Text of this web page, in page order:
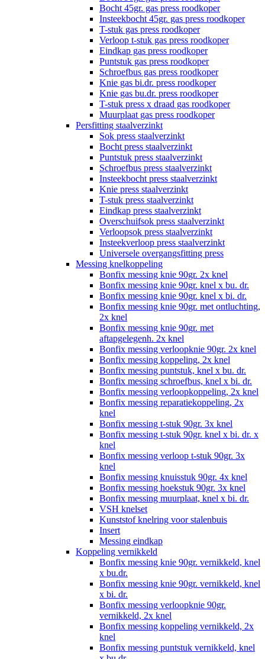
Bocht 45gr. gas press roodkoper
Insteekbocht 45gr. gas press roodkoper
T-stuk gas press roodkoper
Verloop t-stuk gas press roodkoper
Eindkap gas press roodkoper
Puntstuk gas press roodkoper
Schroefbus gas press roodkoper
Knie gas bi.dr. press roodkoper
Knie gas bu.dr. press roodkoper
T-stuk press x draad gas roodkoper
Muurplaat gas press roodkoper
Persfitting staalverzinkt
Sok press staalverzinkt
Bocht press staalverzinkt
Puntstuk press staalverzinkt
Schroefbus press staalverzinkt
Insteekbocht press staalverzinkt
Knie press staalverzinkt
T-stuk press staalverzinkt
Eindkap press staalverzinkt
Overschuifsok press staalverzinkt
Verloopsok press staalverzinkt
Insteekverloop press staalverzinkt
Universele overgangsfitting press
Messing knelkoppeling
Bonfix messing knie 90gr. 2x knel
Bonfix messing knie 90gr. knel x bu. dr.
Bonfix messing knie 90gr. knel x bi. dr.
Bonfix messing knie 90gr. met ontluchting,
2x knel
Bonfix messing knie 90gr. met
aftapgelegenh. 2x knel
Bonfix messing verloopknie 90gr. 2x knel
Bonfix messing koppeling, 2x knel
Bonfix messing puntstuk, knel x bu. dr.
Bonfix messing schroefbus, knel x bi. dr.
Bonfix messing verloopkoppeling, 2x knel
Bonfix messing reparatiekoppeling, 2x
knel
Bonfix messing t-stuk 90gr. 3x knel
Bonfix messing t-stuk 90gr. knel x bi. dr. x
knel
Bonfix messing verloop t-stuk 90gr. 3x
knel
Bonfix messing knuisstuk 90gr. 4x knel
Bonfix messing hoekstuk 90gr. 3x knel
Bonfix messing muurplaat, knel x bi. dr.
VSH knelset
Kunststof knelring voor stalenbuis
Insert
Messing eindkap
Koppeling vernikkeld
Bonfix messing knie 90gr. vernikkeld, knel
x bu.dr.
Bonfix messing knie 90gr. vernikkeld, knel
x bi. dr.
Bonfix messing verloopknie 90gr.
vernikkeld, 2x knel
Bonfix messing koppeling vernikkeld, 2x
knel
Bonfix messing puntstuk vernikkeld, knel